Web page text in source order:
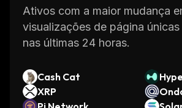
Ativos com a maior mudança
visualizações de página
nas últimas 24 horas.
Cash Cat
XRP